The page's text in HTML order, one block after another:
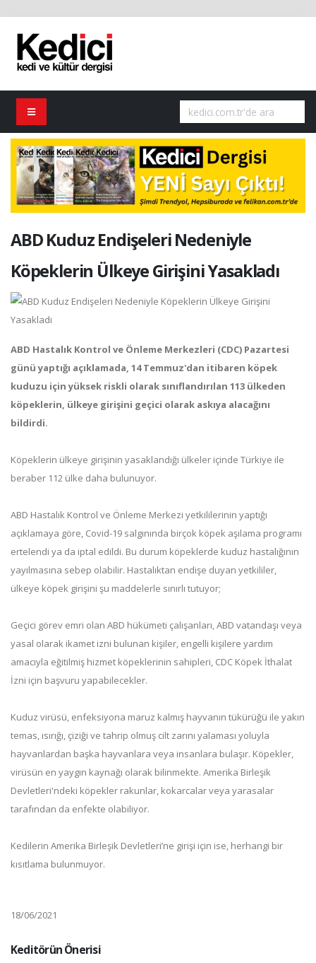
ABD Kuduz Endişeleri Nedeniyle
Köpeklerin Ülkeye Girişini Yasakladı
ABD Hastalık Kontrol ve Önleme Merkezleri (CDC) Pazartesi
günü yaptığı açıklamada, 14 Temmuz'dan itibaren köpek
kuduzu için yüksek riskli olarak sınıflandırılan 113 ülkeden
köpeklerin, ülkeye girişini geçici olarak askıya alacağını
bildirdi.
Köpeklerin ülkeye girişinin yasaklandığı ülkeler içinde Türkiye ile
beraber 112 ülke daha bulunuyor.
ABD Hastalık Kontrol ve Önleme Merkezi yetkililerinin yaptığı
açıklamaya göre, Covid-19 salgınında birçok köpek aşılama programı
ertelendi ya da iptal edildi. Bu durum köpeklerde kuduz hastalığının
yayılmasına sebep olabilir. Hastalıktan endişe duyan yetkililer,
ülkeye köpek girişini şu maddelerle sınırlı tutuyor;
Geçici görev emri olan ABD hükümeti çalışanları, ABD vatandaşı veya
yasal olarak ikamet izni bulunan kişiler, engelli kişilere yardım
amacıyla eğitilmiş hizmet köpeklerinin sahipleri, CDC Köpek İthalat
İzni için başvuru yapabilecekler.
Kuduz virüsü, enfeksiyona maruz kalmış hayvanın tükürüğü ile yakın
temas, ısırığı, çiziği ve tahrip olmuş cilt zarını yalaması yoluyla
hayvanlardan başka hayvanlara veya insanlara bulaşır. Köpekler,
virüsün en yaygın kaynağı olarak bilinmekte. Amerika Birleşik
Devletleri'ndeki köpekler rakunlar, kokarcalar veya yarasalar
tarafından da enfekte olabiliyor.
Kedilerin Amerika Birleşik Devletleri’ne girişi için ise, herhangi bir
kısıtlama bulunmuyor.
18/06/2021
Keditörün Önerisi